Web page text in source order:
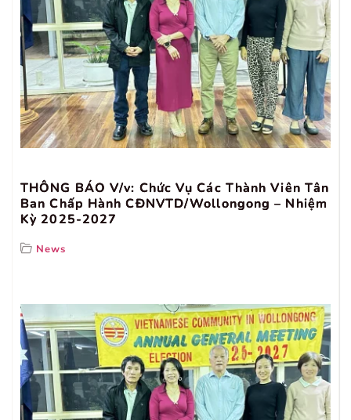
THÔNG BÁO V/v: Chức Vụ Các Thành Viên Tân
Ban Chấp Hành CĐNVTD/Wollongong – Nhiệm
Kỳ 2025-2027
News